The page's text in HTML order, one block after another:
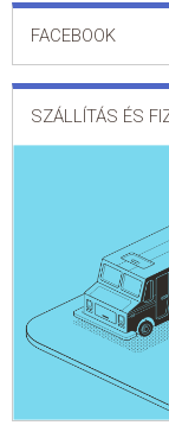
FACEBOOK
SZÁLLÍTÁS ÉS